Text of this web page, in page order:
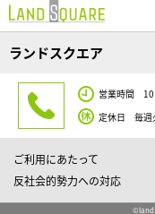
ランドスクエア
営業時間 10
定休日 毎週
ご利用にあたって
反社会的勢力への対応
©land